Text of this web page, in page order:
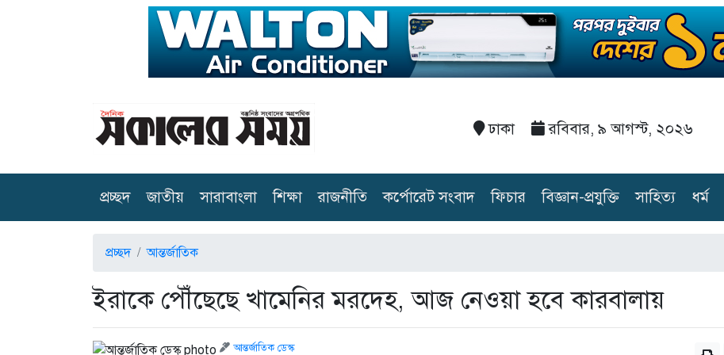
ঢাকা রবিবার, ৯ আগস্ট, ২০২৬
প্রচ্ছদ(current)
জাতীয় সারাবাংলা শিক্ষা রাজনীতি কর্পোরেট সংবাদ ফিচার বিজ্ঞান-প্রযুক্তি সাহিত্য ধর্ম
প্রচ্ছদ আন্তর্জাতিক
ইরাকে পৌঁছেছে খামেনির মরদেহ, আজ নেওয়া হবে কারবালায়
আন্তর্জাতিক ডেস্ক